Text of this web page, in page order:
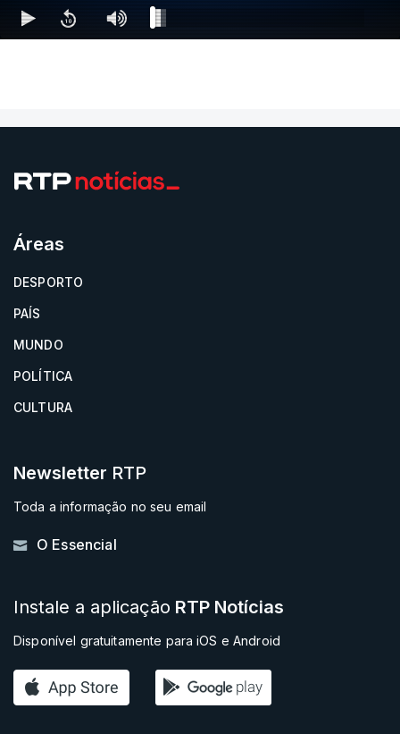
Áreas
DESPORTO
PAÍS
MUNDO
POLÍTICA
CULTURA
Newsletter RTP
Toda a informação no seu email
O Essencial
Instale a aplicação RTP Notícias
Disponível gratuitamente para iOS e Android